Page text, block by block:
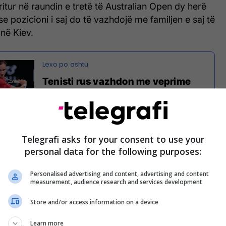
në raundin e tretë të Australian Open dy herë
pozicioni i saj do të vazhdojë me familjen e saj të
Kiev.
Tenisti rus vazhdon me veprime
Open - u dashtë ndërhyrja e
gjyqtarit
për luftën dhe gjithçka që po ndodh në
në Open.
që thjesht thonë se nuk duan luftë, kjo na bën
tingëllojmë sikur duam luftë”.
Telegrafi asks for your consent to use your
personal data for the following purposes:
Personalised advertising and content, advertising and content
measurement, audience research and services development
Store and/or access information on a device
Learn more